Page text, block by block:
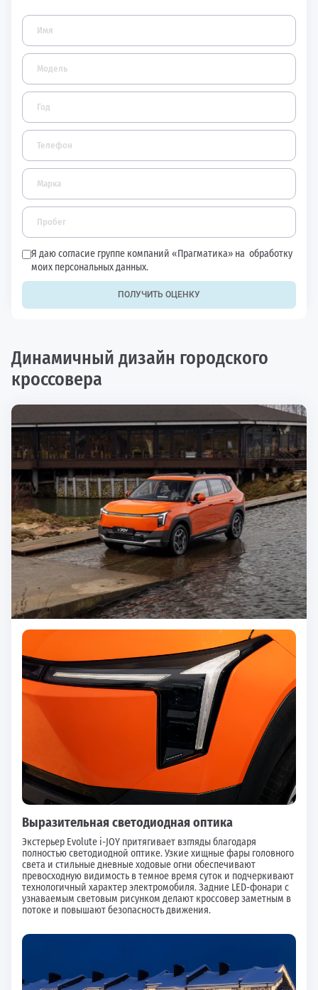
Я даю согласие группе компаний «Прагматика» на обработку
моих персональных данных.
ПОЛУЧИТЬ ОЦЕНКУ
Динамичный дизайн городского
кроссовера
Выразительная светодиодная оптика
Экстерьер Evolute i-JOY притягивает взгляды благодаря
полностью светодиодной оптике. Узкие хищные фары головного
света и стильные дневные ходовые огни обеспечивают
превосходную видимость в темное время суток и подчеркивают
технологичный характер электромобиля. Задние LED-фонари с
узнаваемым световым рисунком делают кроссовер заметным в
потоке и повышают безопасность движения.